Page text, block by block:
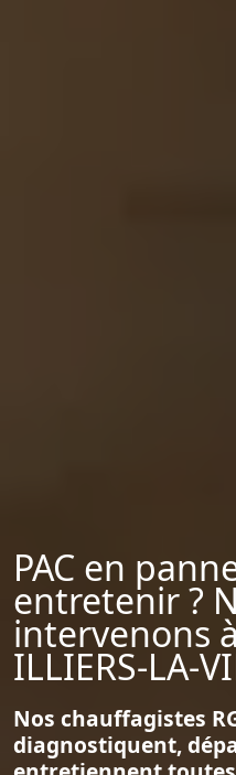
PAC en
entretenir ?
intervenons
ILLIERS-LA-
Nos chauffagistes
diagnostiquent,